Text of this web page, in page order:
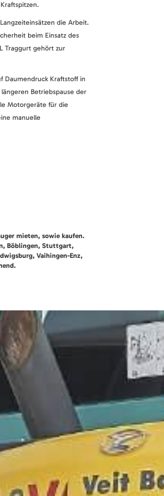
die Arbeit.
beim Einsatz des
Traggurt gehört zur
Daumendruck Kraftstoff in
Betriebspause der
Motorgeräte für die
manuelle
mieten, sowie kaufen.
Böblingen, Stuttgart,
Vaihingen-Enz,